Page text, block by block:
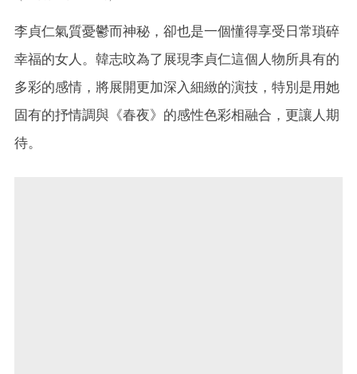
李貞仁氣質憂鬱而神秘，卻也是一個懂得享受日常瑣碎
幸福的女人。韓志旼為了展現李貞仁這個人物所具有的
多彩的感情，將展開更加深入細緻的演技，特別是用她
固有的抒情調與《春夜》的感性色彩相融合，更讓人期
待。